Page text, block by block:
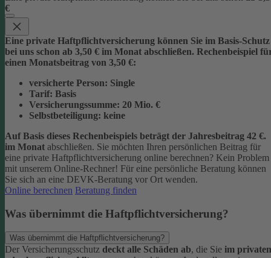
€
Eine private Haftpflichtversicherung können Sie im Basis-Schutz
bei uns schon ab 3,50 € im Monat abschließen. Rechenbeispiel
einen Monatsbeitrag von 3,50 €:
versicherte Person: Single
Tarif: Basis
Versicherungssumme: 20 Mio. €
Selbstbeteiligung: keine
Auf Basis dieses Rechenbeispiels beträgt der Jahresbeitrag 42 €.
im Monat abschließen. Sie möchten Ihren persönlichen Beitrag für
eine private Haftpflichtversicherung online berechnen? Kein Problem
mit unserem Online-Rechner! Für eine persönliche Beratung können
Sie sich an eine DEVK-Beratung vor Ort wenden.
Online berechnen Beratung finden
Was übernimmt die Haftpflichtversicherung?
Was übernimmt die Haftpflichtversicherung?
Der Versicherungsschutz deckt alle Schäden ab, die Sie im privaten